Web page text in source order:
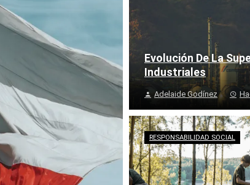
Evolución De La
Industriales
Adelaide Godínez
RESPONSABILIDAD SOCIAL